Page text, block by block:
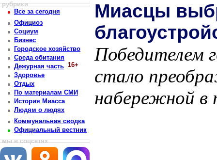
рубрики
Все за сегодня
Официоз
Социум
Бизнес
Городское хозяйство
Среда обитания
Дежурная часть 16+
Здоровье
Отдых
По материалам СМИ
История Миасса
Людям о людях
Коммунальная сводка
Официальный вестник
мы в соцсетях
Миасцы
Победителем
стало
набережной в